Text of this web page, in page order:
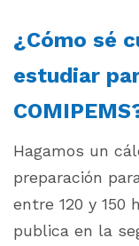
¿Cómo sé
estudiar
Hagamos un
preparación
entre 120 y 150
publica en la